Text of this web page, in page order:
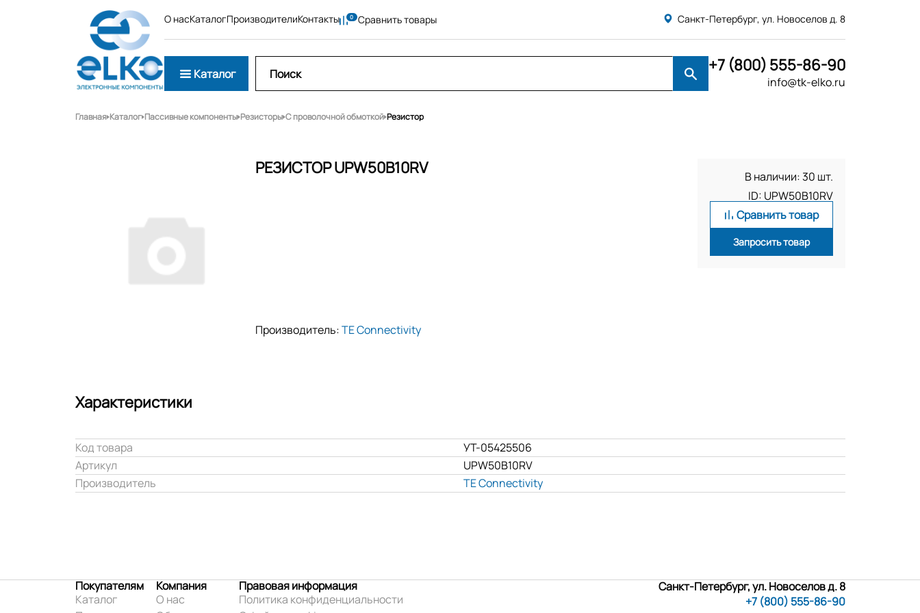
О насКаталогПроизводителиКонтакты Сравнить товары Санкт-Петербург, ул. Новоселов д. 8
Каталог +7 (800) 555-86-90
info@tk-elko.ru
Главная Каталог Пассивные компоненты Резисторы С проволочной обмоткой Резистор
РЕЗИСТОР UPW50B10RV
Производитель:TE Connectivity
В наличии: 30 шт.
ID: UPW50B10RV
Сравнить товар
Запросить товар
Характеристики
Код товара
УТ-05425506
Артикул
UPW50B10RV
Производитель
TE Connectivity
Покупателям
Каталог
Компания
О нас
Правовая информация
Политика конфиденциальности
Санкт-Петербург, ул. Новоселов д. 8
+7 (800) 555-86-90